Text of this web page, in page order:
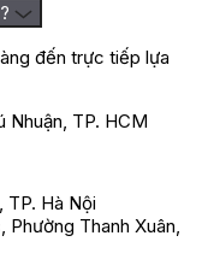
vị đó là sự đọng lại
cổ họng với mùi
cam thảo, mùi mứt
vị của thực khách
cấp. Sự xuất hiện
đãi và tư vấn chi
đến trực tiếp lựa
Nhuận, TP. HCM
TP. Hà Nội
Phường Thanh Xuân,